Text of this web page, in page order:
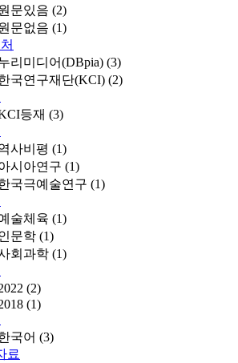
문있음 (2)
문없음 (1)
리미디어(DBpia) (3)
국연구재단(KCI) (2)
등재 (3)
사비평 (1)
시아연구 (1)
국극예술연구 (1)
술체육 (1)
문학 (1)
회과학 (1)
(2)
(1)
국어 (3)
료